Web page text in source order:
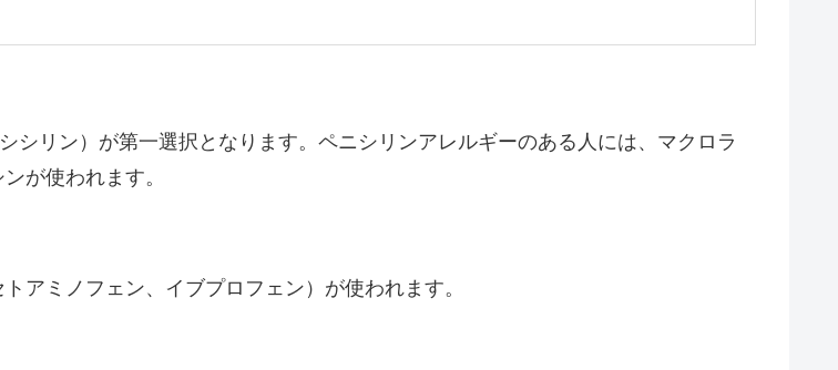
シリン）が第一選択となります。ペニシリンアレルギーのある人には、マクロラ
が使われます。
アミノフェン、イブプロフェン）が使われます。